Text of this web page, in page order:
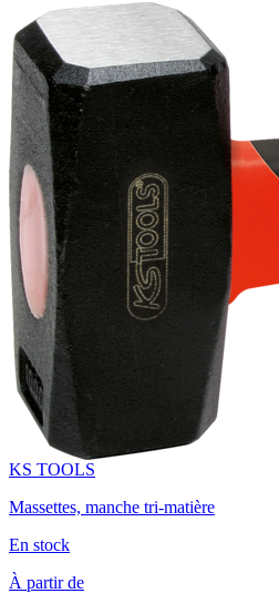
KS TOOLS
Massettes, manche tri-matière
En stock
À partir de